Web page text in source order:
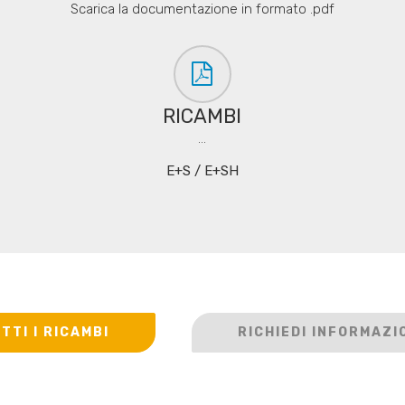
Scarica la documentazione in formato .pdf
RICAMBI
...
E+S / E+SH
I RICAMBI RICHIEDI